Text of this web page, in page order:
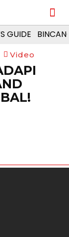
GUIDE
Video